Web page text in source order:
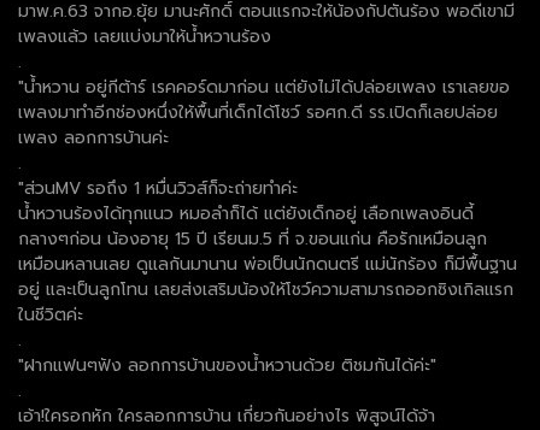
มาพ.ค.63 จากอ.ยุ้ย มานะศักดิ์ ตอนแรกจะให้น้องกัปตันร้อง พอดีเขามี
เพลงแล้ว เลยแบ่งมาให้น้ำหวานร้อง
.
"น้ำหวาน อยู่กีต้าร์ เรคคอร์ดมาก่อน แต่ยังไม่ได้ปล่อยเพลง เราเลยขอ
เพลงมาทำอีกช่องหนึ่งให้พื้นที่เด็กได้โชว์ รอศก.ดี รร.เปิดก็เลยปล่อย
เพลง ลอกการบ้านค่ะ
.
"ส่วนMV รอถึง 1 หมื่นวิวส์ก็จะถ่ายทำค่ะ
น้ำหวานร้องได้ทุกแนว หมอลำก็ได้ แต่ยังเด็กอยู่ เลือกเพลงอินดี้
กลางๆก่อน น้องอายุ 15 ปี เรียนม.5 ที่ จ.ขอนแก่น คือรักเหมือนลูก
เหมือนหลานเลย ดูแลกันมานาน พ่อเป็นนักดนตรี แม่นักร้อง ก็มีพื้นฐาน
อยู่ และเป็นลูกโทน เลยส่งเสริมน้องให้โชว์ความสามารถออกซิงเกิลแรก
ในชีวิตค่ะ
.
"ฝากแฟนๆฟัง ลอกการบ้านของน้ำหวานด้วย ติชมกันได้ค่ะ"
.
เอ้า!ใครอกหัก ใครลอกการบ้าน เกี่ยวกันอย่างไร พิสูจน์ได้จ้า